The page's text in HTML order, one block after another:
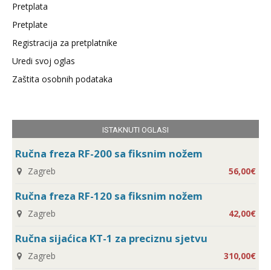
Pretplata
Pretplate
Registracija za pretplatnike
Uredi svoj oglas
Zaštita osobnih podataka
ISTAKNUTI OGLASI
Ručna freza RF-200 sa fiksnim nožem
Zagreb 56,00€
Ručna freza RF-120 sa fiksnim nožem
Zagreb 42,00€
Ručna sijaćica KT-1 za preciznu sjetvu
Zagreb 310,00€